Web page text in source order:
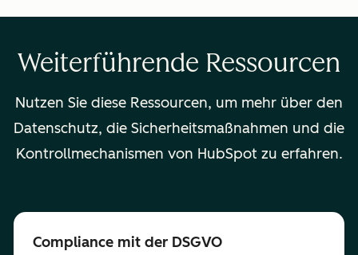
Weiterführende Ressourcen
Nutzen Sie diese Ressourcen, um mehr über den
Datenschutz, die Sicherheitsmaßnahmen und die
Kontrollmechanismen von HubSpot zu erfahren.
Compliance mit der DSGVO